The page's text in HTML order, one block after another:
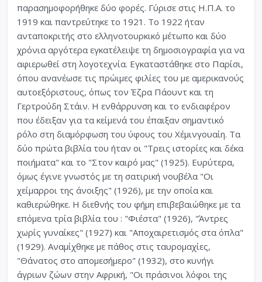
παρασημοφορήθηκε δύο φορές. Γύρισε στις Η.Π.Α. το
1919 και παντρεύτηκε το 1921. Το 1922 ήταν
ανταποκριτής στο ελληνοτουρκικό μέτωπο και δύο
χρόνια αργότερα εγκατέλειψε τη δημοσιογραφία για να
αφιερωθεί στη λογοτεχνία. Εγκαταστάθηκε στο Παρίσι,
όπου ανανέωσε τις πρώιμες φιλίες του με αμερικανούς
αυτοεξόριστους, όπως τον Έζρα Πάουντ και τη
Γερτρούδη Στάιν. Η ενθάρρυνση και το ενδιαφέρον
που έδειξαν για τα κείμενά του έπαιξαν σημαντικό
ρόλο στη διαμόρφωση του ύφους του Χέμινγουαίη. Τα
δύο πρώτα βιβλία του ήταν οι "Τρεις ιστορίες και δέκα
ποιήματα" και το "Στον καιρό μας" (1925). Ευρύτερα,
όμως έγινε γνωστός με τη σατιρική νουβέλα "Οι
χείμαρροι της άνοιξης" (1926), με την οποία και
καθιερώθηκε. Η διεθνής του φήμη επιβεβαιώθηκε με τα
επόμενα τρία βιβλία του : "Φιέστα" (1926), "Άντρες
χωρίς γυναίκες" (1927) και "Αποχαιρετισμός στα όπλα"
(1929). Αναμίχθηκε με πάθος στις ταυρομαχίες,
"Θάνατος στο απομεσήμερο" (1932), στο κυνήγι
άγριων ζώων στην Αφρική, "Οι πράσινοι λόφοι της